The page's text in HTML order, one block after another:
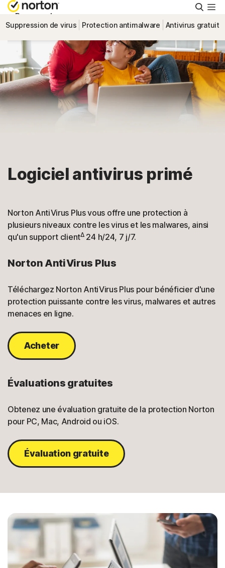
Personnel
Small Business
Ressources
Canada
Connexion
Suppression de virus Protection antimalware Antivirus gratuit
Logiciel antivirus primé
Norton AntiVirus Plus vous offre une protection à
plusieurs niveaux contre les virus et les malwares, ainsi
qu'un support clientΔ24 h/24, 7 j/7.
Norton AntiVirus Plus
Téléchargez Norton AntiVirus Plus pour bénéficier d'une
protection puissante contre les virus, malwares et autres
menaces en ligne.
Acheter
Évaluations gratuites
Obtenez une évaluation gratuite de la protection Norton
pour PC, Mac, Android ou iOS.
Évaluation gratuite